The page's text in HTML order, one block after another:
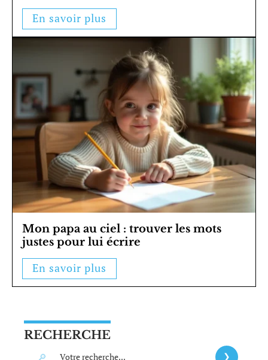
En savoir plus
Mon papa au ciel : trouver les mots
justes pour lui écrire
En savoir plus
RECHERCHE